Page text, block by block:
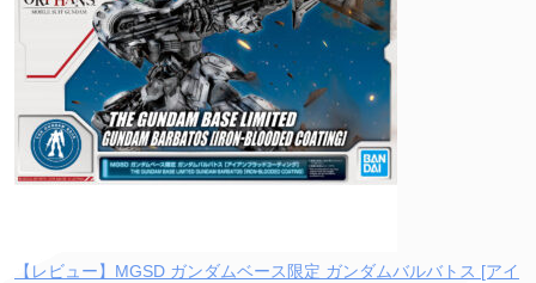
【レビュー】MGSD ガンダムベース限定 ガンダムバルバトス [アイ